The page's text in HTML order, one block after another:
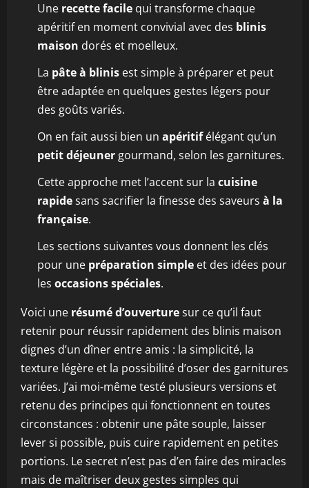
Une recette facile qui transforme chaque
apéritif en moment convivial avec des blinis
maison dorés et moelleux.
La pâte à blinis est simple à préparer et peut
être adaptée en quelques gestes légers pour
des goûts variés.
On en fait aussi bien un apéritifélégant qu’un
petit déjeuner gourmand, selon les garnitures.
Cette approche met l’accent sur la cuisine
rapidesans sacrifier la finesse des saveurs à la
française.
Les sections suivantes vous donnent les clés
pour une préparation simple et des idées pour
les occasions spéciales.
Voici une résumé d’ouverturesur ce qu’il faut
retenir pour réussir rapidement des blinis maison
dignes d’un dîner entre amis : la simplicité, la
texture légère et la possibilité d’oser des garnitures
variées. J’ai moi‑même testé plusieurs versions et
retenu des principes qui fonctionnent en toutes
circonstances : obtenir une pâte souple, laisser
lever si possible, puis cuire rapidement en petites
portions. Le secret n’est pas d’en faire des miracles
mais de maîtriser deux gestes simples qui